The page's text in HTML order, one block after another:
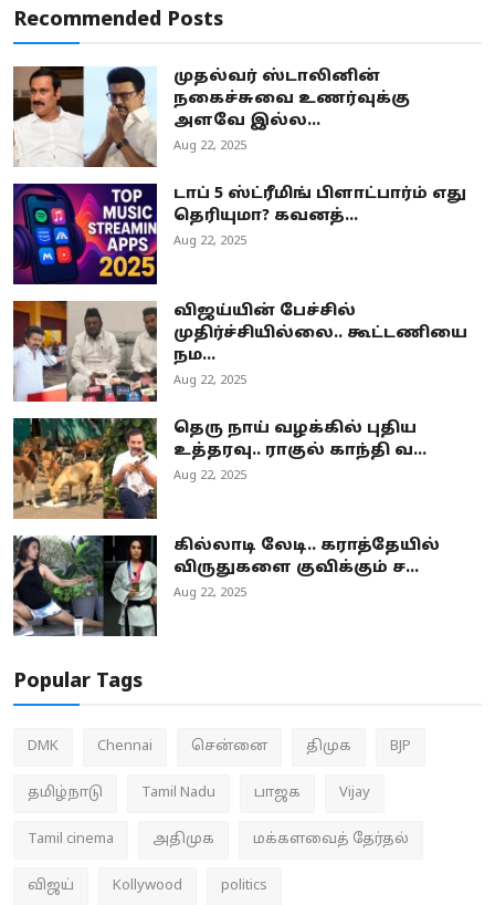
Recommended Posts
முதல்வர் ஸ்டாலினின்
நகைச்சுவை உணர்வுக்கு
அளவே இல்ல...
Aug 22, 2025
டாப் 5 ஸ்ட்ரீமிங் பிளாட்பார்ம் எது
தெரியுமா? கவனத்...
Aug 22, 2025
விஜய்யின் பேச்சில்
முதிர்ச்சியில்லை.. கூட்டணியை
நம...
Aug 22, 2025
தெரு நாய் வழக்கில் புதிய
உத்தரவு.. ராகுல் காந்தி வ...
Aug 22, 2025
கில்லாடி லேடி.. கராத்தேயில்
விருதுகளை குவிக்கும் ச...
Aug 22, 2025
Popular Tags
DMK Chennai சென்னை திமுக BJP
தமிழ்நாடு Tamil Nadu பாஜக Vijay
Tamil cinema அதிமுக மக்களவைத் தேர்தல்
விஜய் Kollywood politics